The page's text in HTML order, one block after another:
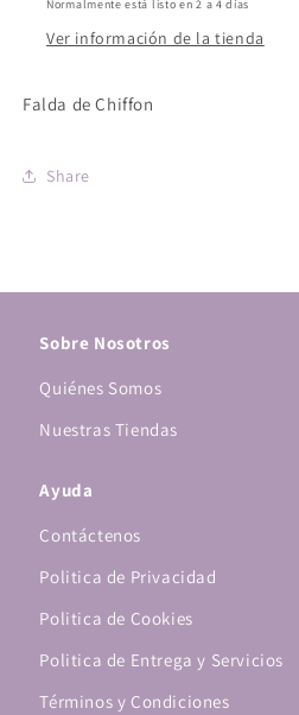
Normalmente está listo en 2 a 4 días
Ver información de la tienda
Falda de Chiffon
Share
Sobre Nosotros
Quiénes Somos
Nuestras Tiendas
Ayuda
Contáctenos
Politica de Privacidad
Politica de Cookies
Politica de Entrega y Servicios
Términos y Condiciones